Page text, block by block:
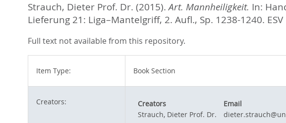
sind
hier:
Strauch, Dieter Prof. Dr. (2015).Art. Mannheiligkeit. In:
Lieferung 21: Liga–Mantelgriff, 2. Aufl., Sp. 1238-1240.
Full text not available from this repository.
Item Type: Book Section
Creators: Creators Email
Strauch, Dieter Prof. Dr.